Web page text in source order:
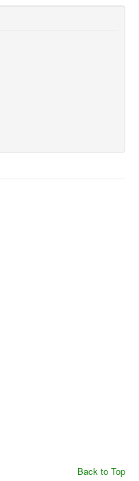
Back to Top